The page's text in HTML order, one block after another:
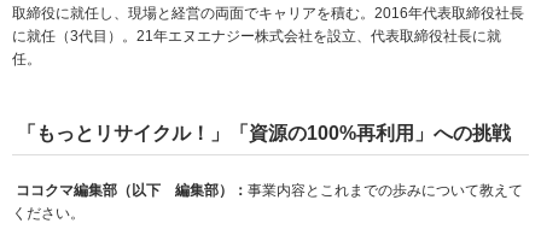
取締役に就任し、現場と経営の両面でキャリアを積む。2016年代表取締役社長
に就任（3代目）。21年エヌエナジー株式会社を設立、代表取締役社長に就
任。
「もっとリサイクル！」「資源の100%再利用」への挑戦
ココクマ編集部（以下 編集部）： 事業内容とこれまでの歩みについて教えて
ください。